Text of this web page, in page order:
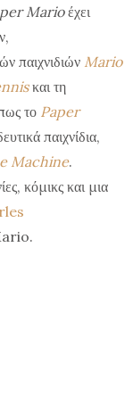
Marioέχει
παιχνιδιών Mario
και τη
το Paper
παιχνίδια,
Machine.
κόμικς και μια